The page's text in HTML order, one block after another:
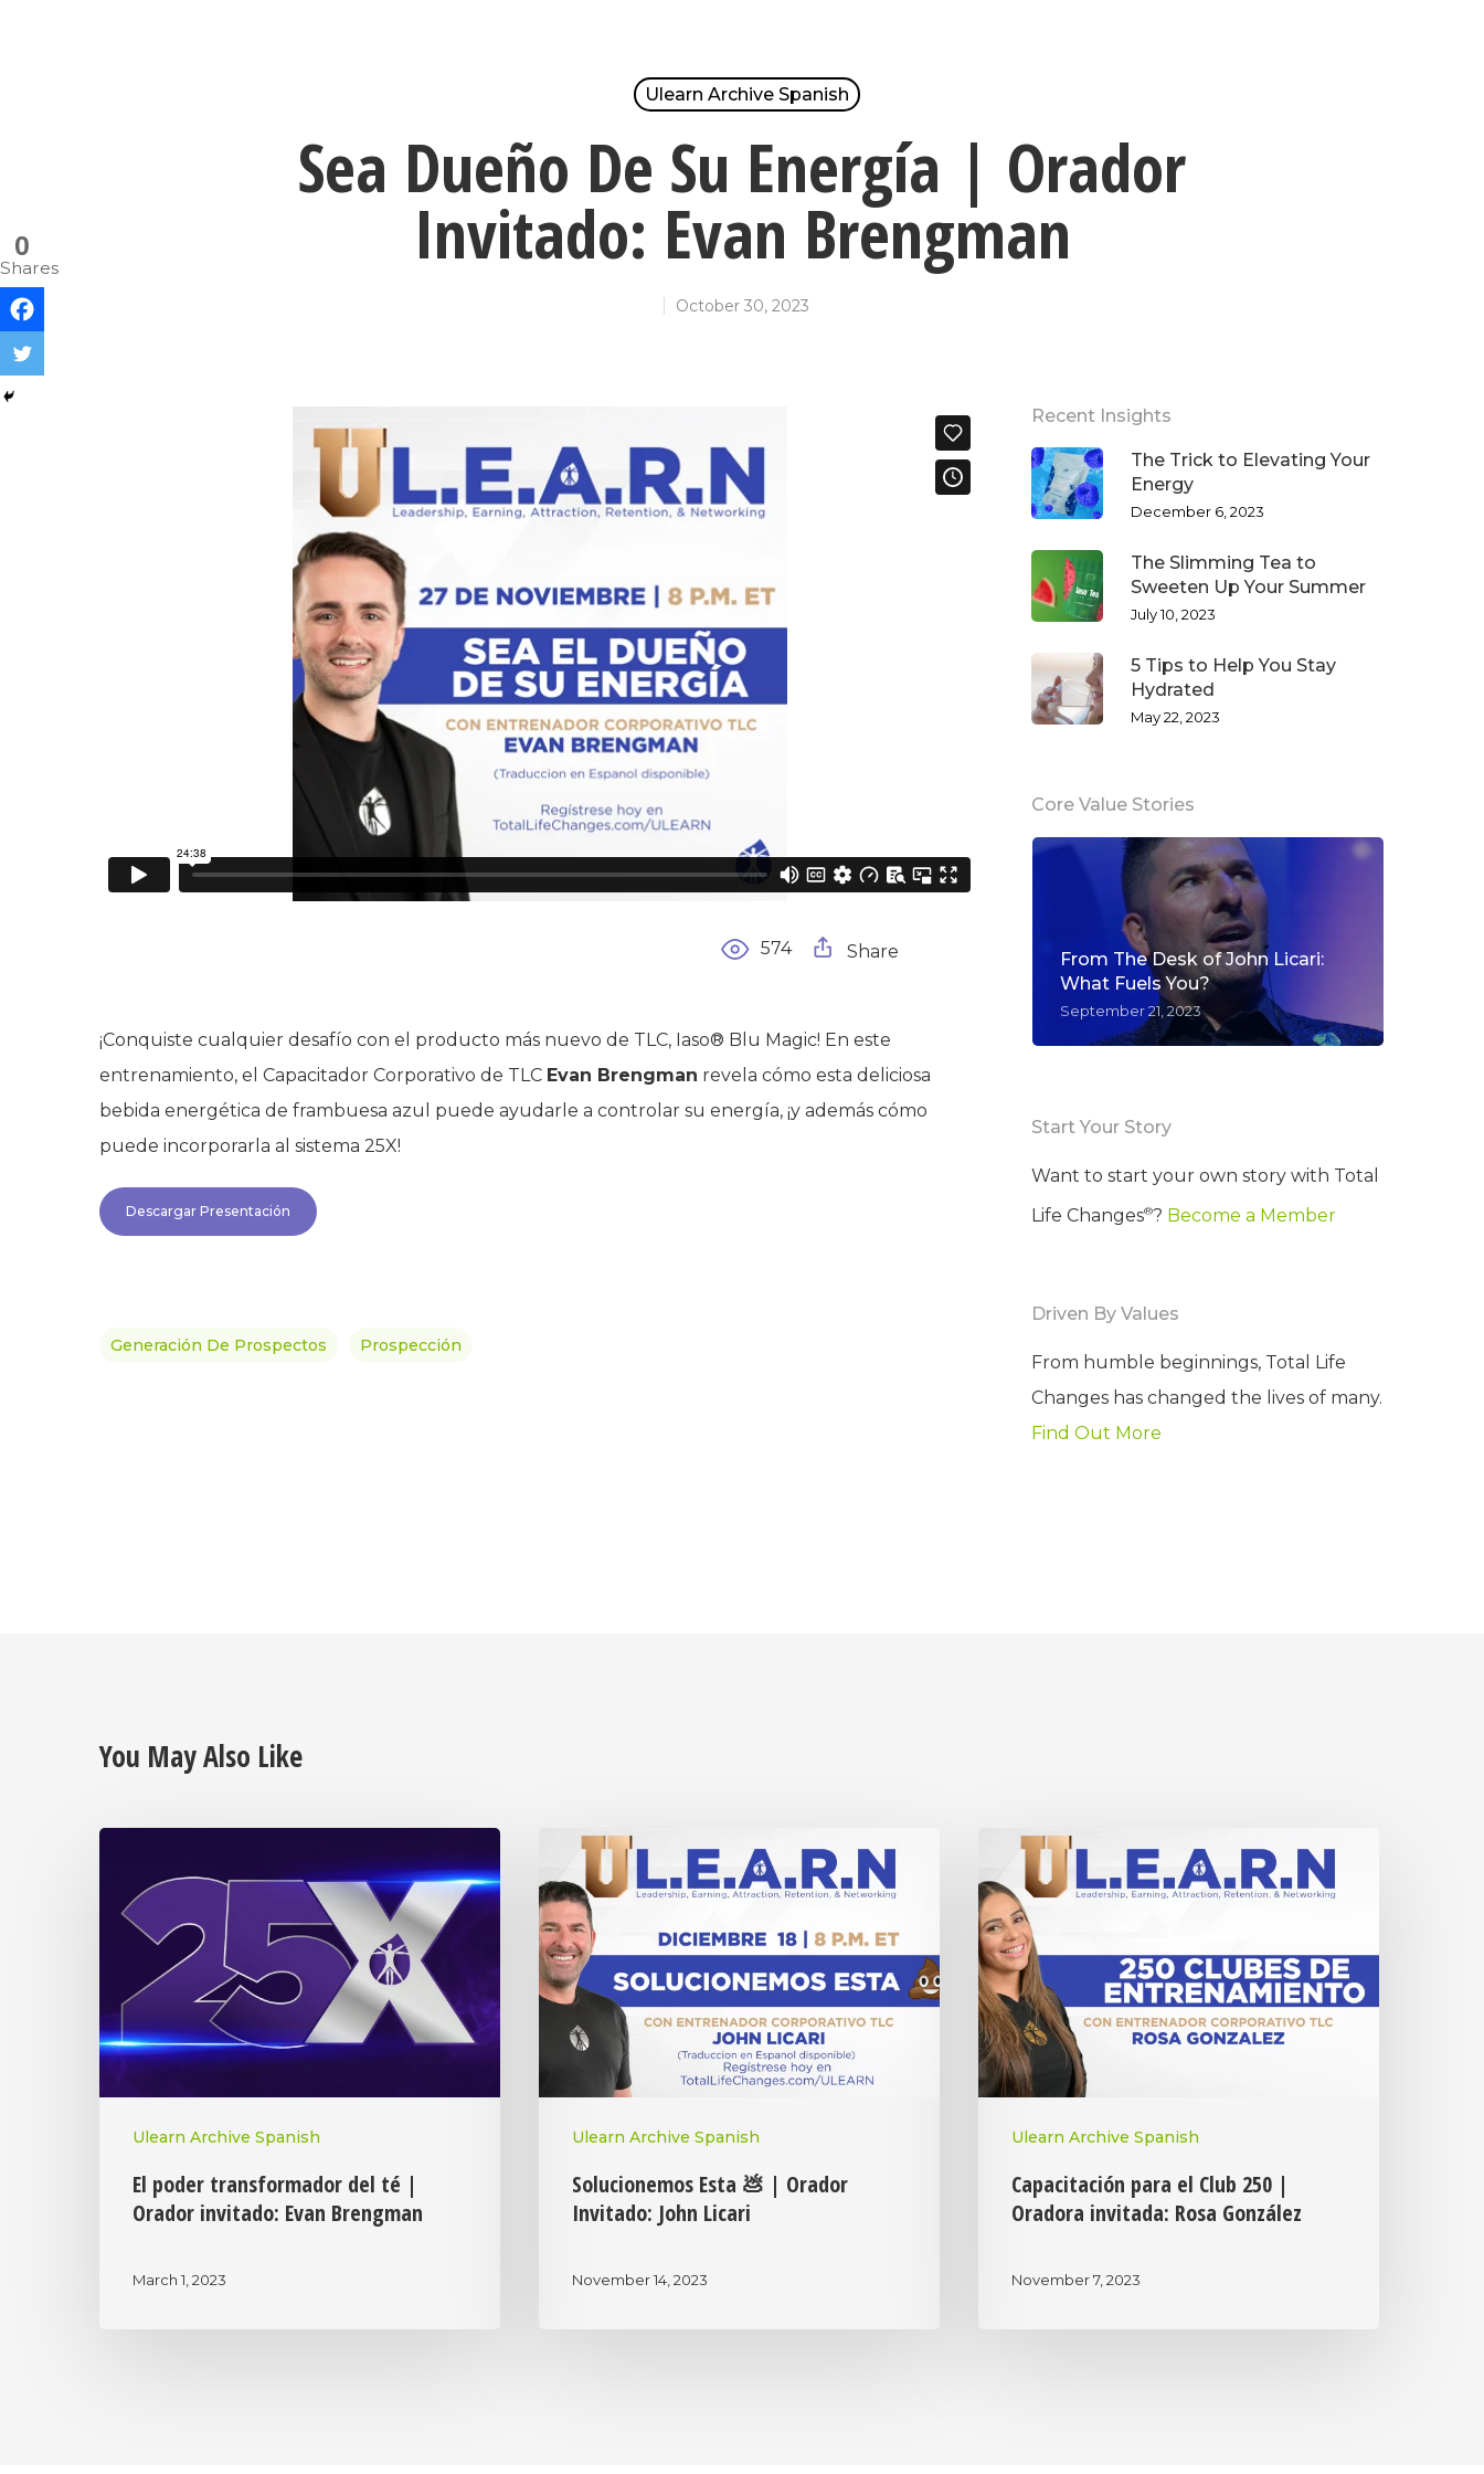
Ulearn Archive Spanish
Sea Dueño De Su Energía | Orador
Invitado: Evan Brengman
October 30, 2023
574 Share
¡Conquiste cualquier desafío con el producto más nuevo de TLC, Iaso® Blu Magic! En este
entrenamiento, el Capacitador Corporativo de TLC Evan Brengman revela cómo esta deliciosa
bebida energética de frambuesa azul puede ayudarle a controlar su energía, ¡y además cómo
puede incorporarla al sistema 25X!
Descargar Presentación
0
Shares
Generación De Prospectos Prospección
Recent Insights
The Trick to Elevating Your
Energy
December 6, 2023
The Slimming Tea to
Sweeten Up Your Summer
July 10, 2023
5 Tips to Help You Stay
Hydrated
May 22, 2023
Core Value Stories
From The Desk of John Licari:
What Fuels You?
September 21, 2023
Start Your Story
Want to start your own story with Total
Life Changes®? Become a Member
Driven By Values
From humble beginnings, Total Life
Changes has changed the lives of many.
Find Out More
You May Also Like
Ulearn Archive Spanish
El poder transformador del té |
Orador invitado: Evan Brengman
March 1, 2023
Ulearn Archive Spanish
Solucionemos Esta 💩 | Orador
Invitado: John Licari
November 14, 2023
Ulearn Archive Spanish
Capacitación para el Club 250 |
Oradora invitada: Rosa González
November 7, 2023